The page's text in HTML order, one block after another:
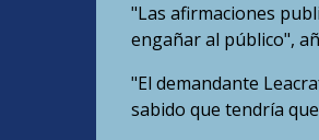
"Las afirmaciones
engañar al público",
"El demandante
sabido que tendría